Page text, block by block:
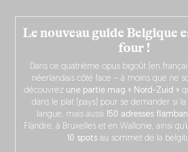
Le nouveau guide Belgique
four !
Dans ce quatrième opus bigoût (en
néerlandais côté face – à moins que ne
découvrez une partie mag « Nord-Zuid »
dans le plat (pays) pour se demander si
langue, mais aussi 150 adresses
Flandre, à Bruxelles et en Wallonie, ainsi qu’
10 spots au sommet de la